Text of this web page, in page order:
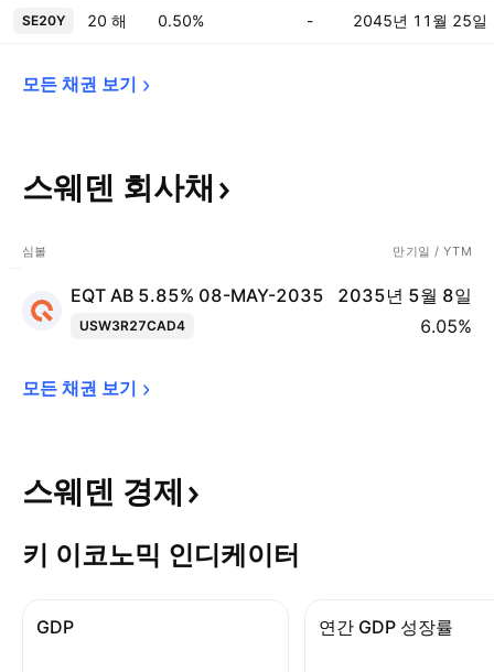
SE20Y 20 해 0.50% - 2045년 11월 25일
모든 채권 보기
스웨덴 회사채
심볼 만기일 / YTM
EQT AB 5.85% 08-MAY-2035
USW3R27CAD4 6.05%
2035년 5월 8일
모든 채권 보기
스웨덴 경제
키 이코노믹 인디케이터
GDP 연간 GDP 성장률